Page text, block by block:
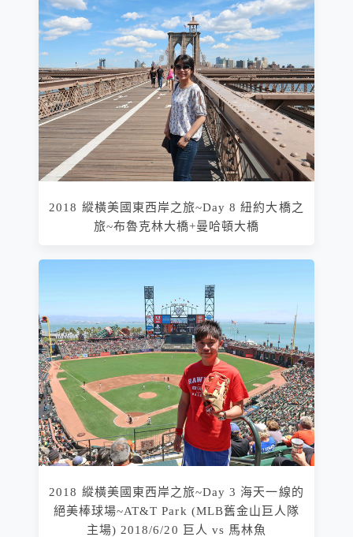
2018 縱橫美國東西岸之旅~Day 8 紐約大橋之
旅~布魯克林大橋+曼哈頓大橋
2018 縱橫美國東西岸之旅~Day 3 海天一線的
絕美棒球場~AT&T Park (MLB舊金山巨人隊
主場) 2018/6/20 巨人 vs 馬林魚